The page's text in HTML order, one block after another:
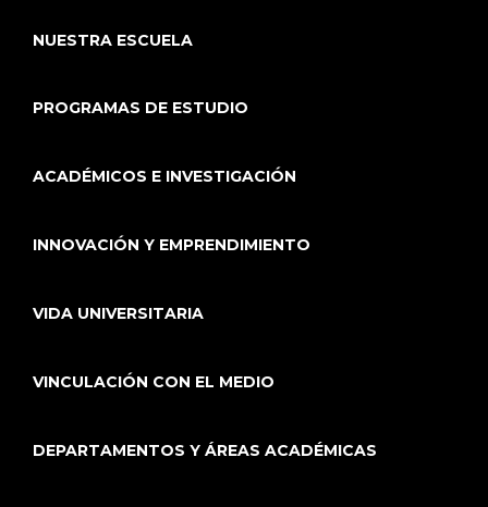
NUESTRA ESCUELA
PROGRAMAS DE ESTUDIO
ACADÉMICOS E INVESTIGACIÓN
INNOVACIÓN Y EMPRENDIMIENTO
VIDA UNIVERSITARIA
VINCULACIÓN CON EL MEDIO
DEPARTAMENTOS Y ÁREAS ACADÉMICAS